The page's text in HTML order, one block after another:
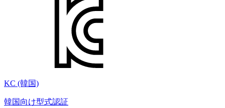
KC (韓国)
韓国向け型式認証